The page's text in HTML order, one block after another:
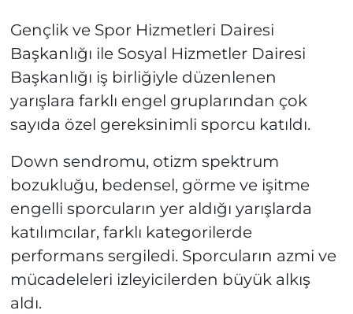
Gençlik ve Spor Hizmetleri Dairesi
Başkanlığı ile Sosyal Hizmetler Dairesi
Başkanlığı iş birliğiyle düzenlenen
yarışlara farklı engel gruplarından çok
sayıda özel gereksinimli sporcu katıldı.
Down sendromu, otizm spektrum
bozukluğu, bedensel, görme ve işitme
engelli sporcuların yer aldığı yarışlarda
katılımcılar, farklı kategorilerde
performans sergiledi. Sporcuların azmi ve
mücadeleleri izleyicilerden büyük alkış
aldı.